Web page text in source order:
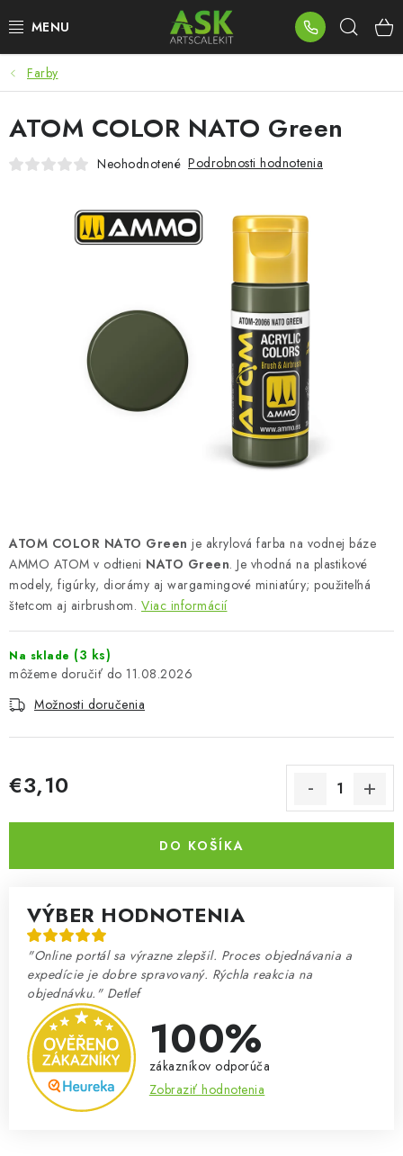
na
BLOG
SUMMER DAYS
WARHAMMER
ASK PRODUKTY
PLASTOVÉ MODELY
PRÍSLUŠENSTVO
FARBY & POMÔCKY
VOUCHERS
PREDÁVANÉ ZNAČKY
Podmienky a pravidlá
Zásady ochrany osobných údajov
Postup pri podávaní sťažností
Farby
ATOM COLOR NATO Green je akrylová farba na vodnej báze
AMMO ATOM v odtieni NATO Green. Je vhodná na plastikové
modely, figúrky, diorámy aj wargamingové miniatúry; použiteľná
štetcom aj airbrushom. Viac informácií
Na sklade (3 ks)
11.08.2026
Možnosti doručenia
€3,10
DO KOŠÍKA
VÝBER HODNOTENIA
"Online portál sa výrazne zlepšil. Proces objednávania a
expedície je dobre spravovaný. Rýchla reakcia na
objednávku." Detlef
100%
zákazníkov odporúča
Zobraziť hodnotenia
ATOM COLOR NATO Green
Neohodnotené Podrobnosti hodnotenia